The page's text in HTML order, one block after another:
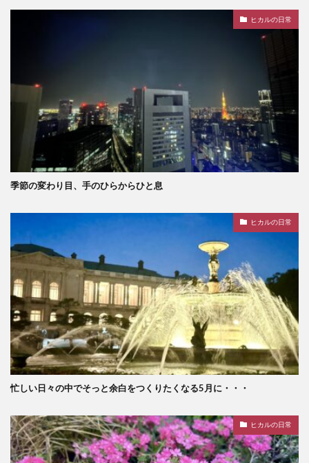
ヒカルの日常
季節の変わり目、手のひらからひと息
ヒカルの日常
忙しい日々の中でそっと余白をつくりたくなる5月に・・・
ヒカルの日常